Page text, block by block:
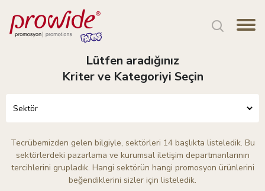
Lütfen aradığınız
Kriter ve Kategoriyi Seçin
Tecrübemizden gelen bilgiyle, sektörleri 14 başlıkta listeledik. Bu
sektörlerdeki pazarlama ve kurumsal iletişim departmanlarının
tercihlerini grupladık. Hangi sektörün hangi promosyon ürünlerini
beğendiklerini sizler için listeledik.